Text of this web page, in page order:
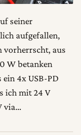
seiner
aufgefallen,
vorherrscht, aus
W betanken
4x USB-PD
ich mit 24 V
via…